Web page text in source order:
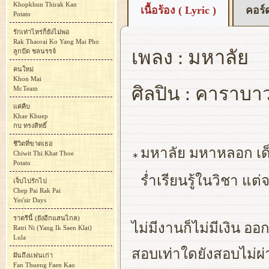
เนื้อร้อง ( Lyric ) คอร์
เพลง : มหาลัย
ศิลปิน : คาราบา
∗ มหาลัย มหาหลอก
ร่ำเรียนรู้ในวิชา แ
ไม่มีงานก็ไม่มีเงิน ออ
สอบเท่าใดยังสอบไม่
Khopkhun Thirak Kan
Potato
รักเท่าไหร่ก็ยังไม่พอ
Rak Thaorai Ko Yang Mai Pho
ลูกปัด ชลนรรจ์
คนใหม่
Khon Mai
Mr.Team
แค่คืบ
Khae Khuep
กบ ทรงสิทธิ์
ชีวิตที่ขาดเธอ
Chiwit Thi Khat Thoe
Potato
เจ็บไปรักไป
Chep Pai Rak Pai
Yes'sir Days
ราตรีนี้ (ยังอีกแสนไกล)
Ratri Ni (Yang Ik Saen Klai)
Lula
ฝันถึงแฟนเก่า
Fan Thueng Faen Kao